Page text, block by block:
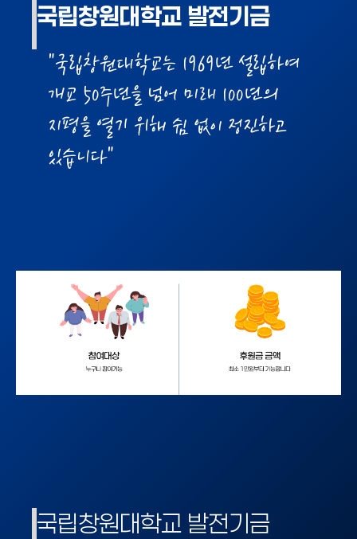
국립창원대학교 발전기금
"국립창원대학교는 1969년 설립하여
개교 50주년을 넘어 미래 100년의
지평을 열기 위해 쉼 없이 정진하고
있습니다"
국립창원대학교 발전기금